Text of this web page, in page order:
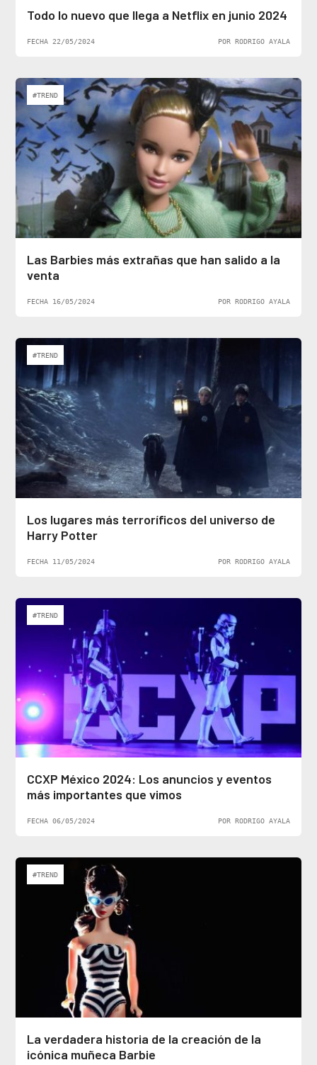
Todo lo nuevo que llega a Netflix en junio 2024
FECHA 22/05/2024 POR RODRIGO AYALA
#TREND
Las Barbies más extrañas que han salido a la
venta
FECHA 16/05/2024 POR RODRIGO AYALA
#TREND
Los lugares más terroríficos del universo de
Harry Potter
FECHA 11/05/2024 POR RODRIGO AYALA
#TREND
CCXP México 2024: Los anuncios y eventos
más importantes que vimos
FECHA 06/05/2024 POR RODRIGO AYALA
#TREND
La verdadera historia de la creación de la
icónica muñeca Barbie